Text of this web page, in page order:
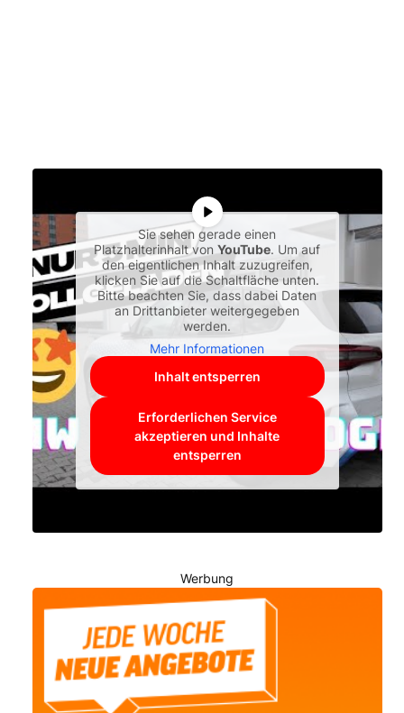
Sie sehen gerade einen
Platzhalterinhalt vonYouTube. Um auf
den eigentlichen Inhalt zuzugreifen,
klicken Sie auf die Schaltfläche unten.
Bitte beachten Sie, dass dabei Daten
an Drittanbieter weitergegeben
werden.
Mehr Informationen
Inhalt entsperren
Erforderlichen Service
akzeptieren und Inhalte
entsperren
Werbung